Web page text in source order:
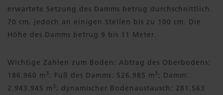
erwartete Setzung des Damms betrug durchschnittlich
70 cm, jedoch an einigen Stellen bis zu 100 cm. Die
Höhe des Damms betrug 9 bis 11 Meter.
Wichtige Zahlen zum Boden: Abtrag des Oberbodens:
186.960 m 3 ; Fuß des Damms: 526.985 m 3 ; Damm:
2.943.945 m 3 ; dynamischer Bodenaustausch: 281.563